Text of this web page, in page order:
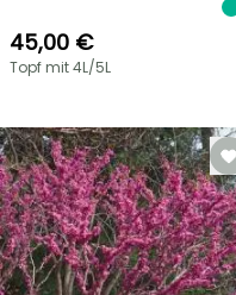
45,00 €
Topf mit 4L/5L